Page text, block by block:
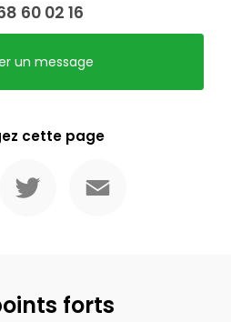
60 02 16
un message
cette page
forts